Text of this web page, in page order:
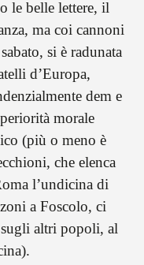
le belle lettere, il
ma coi cannoni
si è radunata
d’Europa,
dem e
morale
(più o meno è
che elenca
l’undicina di
a Foscolo, ci
altri popoli, al